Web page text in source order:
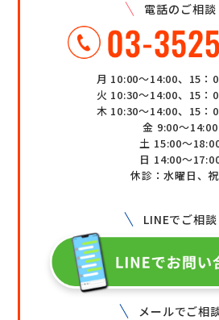
電話のご相談
月 10:00～14:00、15：
火 10:30～14:00、15：
木 10:30～14:00、15：
金 9:00～14:00
土 15:00～
日 14:00～
休診：水曜日、
LINEでご相談
メールでご相